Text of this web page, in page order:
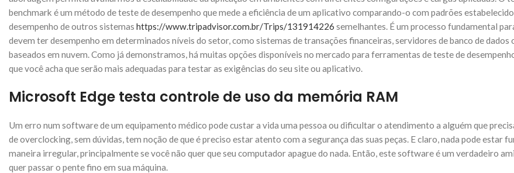
benchmark é um método de teste de desempenho que mede a eficiência de um aplicativo comparando-o com padrões
desempenho de outros sistemas https://www.tripadvisor.com.br/Trips/131914226 semelhantes. É um processo fundamental
devem ter desempenho em determinados níveis do setor, como sistemas de transações financeiras, servidores de banco de dados
baseados em nuvem. Como já demonstramos, há muitas opções disponíveis no mercado para ferramentas de teste de
que você acha que serão mais adequadas para testar as exigências do seu site ou aplicativo.
Microsoft Edge testa controle de uso da memória RAM
Um erro num software de um equipamento médico pode custar a vida uma pessoa ou dificultar o atendimento a alguém que
de overclocking, sem dúvidas, tem noção de que é preciso estar atento com a segurança das suas peças. E claro, nada pode estar
maneira irregular, principalmente se você não quer que seu computador apague do nada. Então, este software é um verdadeiro
quer passar o pente fino em sua máquina.